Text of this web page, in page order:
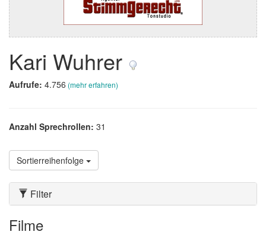
Kari Wuhrer
Aufrufe: 4.756 (mehr erfahren)
Anzahl Sprechrollen: 31
Sortierreihenfolge
Filter
Filme